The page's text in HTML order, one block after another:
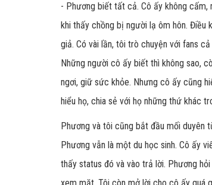
- Phương biết tất cả. Cô ấy không
khi thấy chồng bị người lạ ôm hôn. Điều
giả. Có vài lần, tôi trò chuyện với fans
Những người cô ấy biết thì không sao,
ngơi, giữ sức khỏe. Nhưng cô ấy cũng
hiểu họ, chia sẻ với họ những thứ khác
Phương và tôi cũng bắt đầu mối duyên
Phương vẫn là một du học sinh. Cô ấy
thấy status đó và vào trả lời. Phương